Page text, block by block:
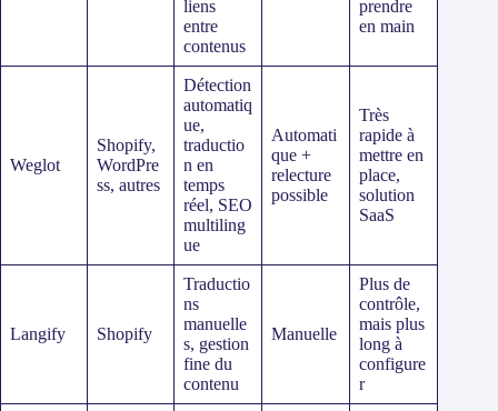
liens
entre
contenus
prendre
en main
Weglot
Shopify,
WordPre
ss, autres
Détection
automatiq
ue,
traductio
n en
temps
réel, SEO
multiling
ue
Automati
que +
relecture
possible
Très
rapide à
mettre en
place,
solution
SaaS
Langify Shopify
Traductio
ns
manuelle
s, gestion
fine du
contenu
Manuelle
Plus de
contrôle,
mais plus
long à
configure
r